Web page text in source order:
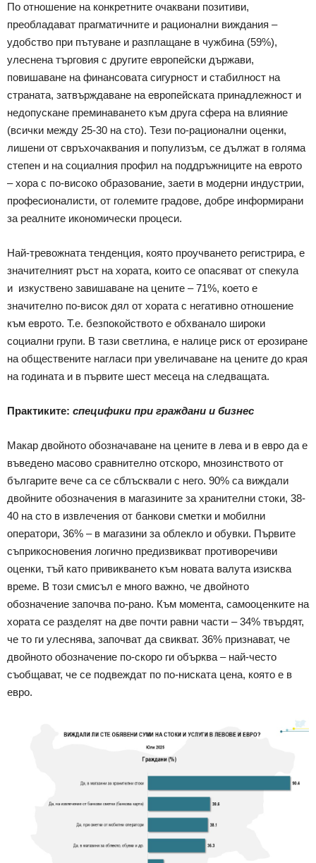
По отношение на конкретните очаквани позитиви,
преобладават прагматичните и рационални виждания –
удобство при пътуване и разплащане в чужбина (59%),
улеснена търговия с другите европейски държави,
повишаване на финансовата сигурност и стабилност на
страната, затвърждаване на европейската принадлежност и
недопускане преминаването към друга сфера на влияние
(всички между 25-30 на сто). Тези по-рационални оценки,
лишени от свръхочаквания и популизъм, се дължат в голяма
степен и на социалния профил на поддръжниците на еврото
– хора с по-високо образование, заети в модерни индустрии,
професионалисти, от големите градове, добре информирани
за реалните икономически процеси.
Най-тревожната тенденция, която проучването регистрира, е
значителният ръст на хората, които се опасяват от спекула
и изкуствено завишаване на цените – 71%, което е
значително по-висок дял от хората с негативно отношение
към еврото. Т.е. безпокойството е обхванало широки
социални групи. В тази светлина, е налице риск от ерозиране
на обществените нагласи при увеличаване на цените до края
на годината и в първите шест месеца на следващата.
Практиките: специфики при граждани и бизнес
Макар двойното обозначаване на цените в лева и в евро да е
въведено масово сравнително отскоро, мнозинството от
българите вече са се сблъсквали с него. 90% са виждали
двойните обозначения в магазините за хранителни стоки, 38-
40 на сто в извлечения от банкови сметки и мобилни
оператори, 36% – в магазини за облекло и обувки. Първите
съприкосновения логично предизвикват противоречиви
оценки, тъй като привикването към новата валута изисква
време. В този смисъл е много важно, че двойното
обозначение започва по-рано. Към момента, самооценките на
хората се разделят на две почти равни части – 34% твърдят,
че то ги улеснява, започват да свикват. 36% признават, че
двойното обозначение по-скоро ги обърква – най-често
съобщават, че се подвеждат по по-ниската цена, която е в
евро.